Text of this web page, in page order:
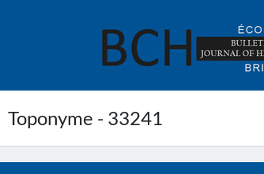
Toponyme - 33241